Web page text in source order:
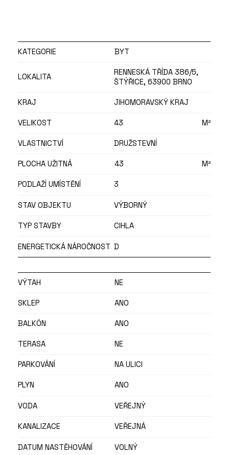
KATEGORIE
LOKALITA
KRAJ
VELIKOST
VLASTNICTVÍ
PLOCHA UŽITNÁ
PODLAŽÍ UMÍSTĚNÍ
43 M²
STAV OBJEKTU
TYP STAVBY
ENERGETICKÁ NÁROČNOST
BYT
RENNESKÁ TŘÍDA 386/5,
ŠTÝŘICE, 63900 BRNO
JIHOMORAVSKÝ KRAJ
DRUŽSTEVNÍ
3
VÝBORNÝ
CIHLA
D
43 M²
VÝTAH
SKLEP
BALKÓN
TERASA
PARKOVÁNÍ
PLYN
VODA
KANALIZACE
DATUM NASTĚHOVÁNÍ
NE
ANO
ANO
NE
NA ULICI
ANO
VEŘEJNÝ
VEŘEJNÁ
VOLNÝ